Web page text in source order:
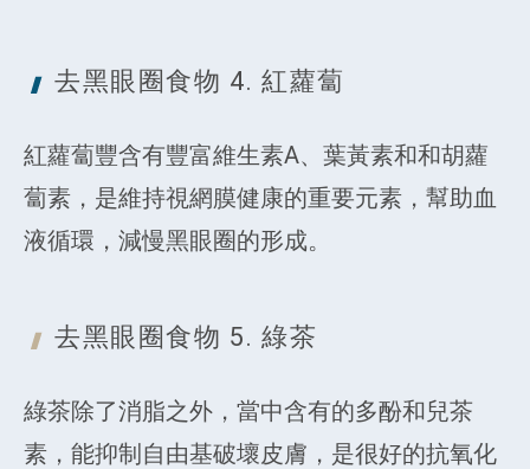
去黑眼圈食物 4. 紅蘿蔔
紅蘿蔔豐含有豐富維生素A、葉黃素和和胡蘿
蔔素，是維持視網膜健康的重要元素，幫助血
液循環，減慢黑眼圈的形成。
去黑眼圈食物 5. 綠茶
綠茶除了消脂之外，當中含有的多酚和兒茶
素，能抑制自由基破壞皮膚，是很好的抗氧化